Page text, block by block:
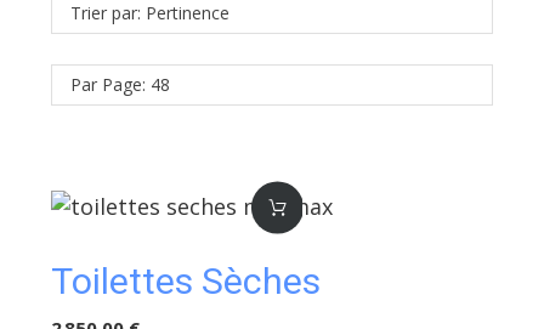
Trier par: Pertinence
Par Page: 48
Toilettes Sèches